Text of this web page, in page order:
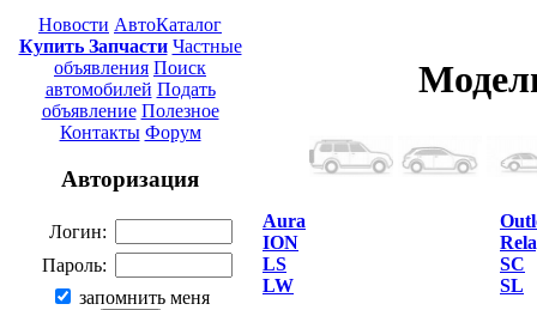
Новости АвтоКаталог
Купить Запчасти Частные
объявления Поиск
автомобилей Подать
объявление Полезное
Контакты Форум
Авторизация
Логин:
Пароль:
запомнить меня
Aura
ION
LS
LW
SC
SL